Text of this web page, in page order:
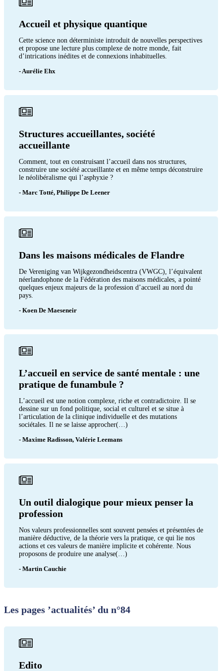
Accueil et physique quantique
Cette science non déterministe introduit de nouvelles perspectives
et propose une lecture plus complexe de notre monde, fait
d’intrications inédites et de connexions inhabituelles.
- Aurélie Ehx
Structures accueillantes, société
accueillante
Comment, tout en construisant l’accueil dans nos structures,
construire une société accueillante et en même temps déconstruire
le néolibéralisme qui l’asphyxie ?
- Marc Totté, Philippe De Leener
Dans les maisons médicales de Flandre
De Vereniging van Wijkgezondheidscentra (VWGC), l’équivalent
néerlandophone de la Fédération des maisons médicales, a pointé
quelques enjeux majeurs de la profession d’accueil au nord du
pays.
- Koen De Maeseneir
L’accueil en service de santé mentale : une
pratique de funambule ?
L’accueil est une notion complexe, riche et contradictoire. Il se
dessine sur un fond politique, social et culturel et se situe à
l’articulation de la clinique individuelle et des mutations
sociétales. Il ne se laisse approcher(…)
- Maxime Radisson, Valérie Leemans
Un outil dialogique pour mieux penser la
profession
Nos valeurs professionnelles sont souvent pensées et présentées de
manière déductive, de la théorie vers la pratique, ce qui lie nos
actions et ces valeurs de manière implicite et cohérente. Nous
proposons de produire une analyse(…)
- Martin Cauchie
Les pages ’actualités’ du n°84
Edito